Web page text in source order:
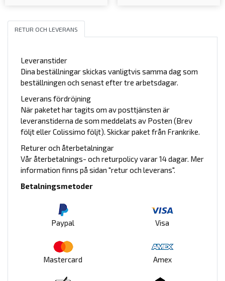
RETUR OCH LEVERANS
Leveranstider
Dina beställningar skickas vanligtvis samma dag som
beställningen och senast efter tre arbetsdagar.
Leverans fördröjning
När paketet har tagits om av posttjänsten är
leveranstiderna de som meddelats av Posten (Brev
följt eller Colissimo följt). Skickar paket från Frankrike.
Returer och återbetalningar
Vår återbetalnings- och returpolicy varar 14 dagar. Mer
information finns på sidan "retur och leverans".
Betalningsmetoder
Paypal Visa
Mastercard Amex